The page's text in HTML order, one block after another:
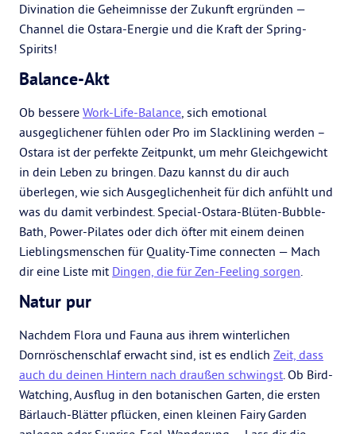
Divination die Geheimnisse der Zukunft ergründen —
Channel die Ostara-Energie und die Kraft der Spring-
Spirits!
Balance-Akt
Ob bessere Work-Life-Balance, sich emotional
ausgeglichener fühlen oder Pro im Slacklining werden –
Ostara ist der perfekte Zeitpunkt, um mehr Gleichgewicht
in dein Leben zu bringen. Dazu kannst du dir auch
überlegen, wie sich Ausgeglichenheit für dich anfühlt und
was du damit verbindest. Special-Ostara-Blüten-Bubble-
Bath, Power-Pilates oder dich öfter mit einem deinen
Lieblingsmenschen für Quality-Time connecten — Mach
dir eine Liste mit Dingen, die für Zen-Feeling sorgen.
Natur pur
Nachdem Flora und Fauna aus ihrem winterlichen
Dornröschenschlaf erwacht sind, ist es endlich Zeit, dass
auch du deinen Hintern nach draußen schwingst. Ob Bird-
Watching, Ausflug in den botanischen Garten, die ersten
Bärlauch-Blätter pflücken, einen kleinen Fairy Garden